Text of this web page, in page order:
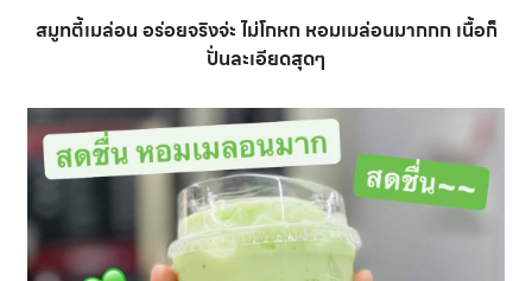
สมูทตี้เมล่อน อร่อยจริงจ่ะ ไม่โกหก หอมเมล่อนมากกก เนื้อก็
ปั่นละเอียดสุดๆ